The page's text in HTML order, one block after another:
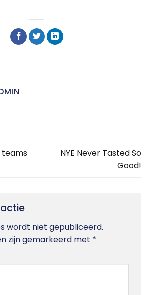
teams
NYE Never Tasted So
Good!
wordt niet gepubliceerd.
zijn gemarkeerd met *